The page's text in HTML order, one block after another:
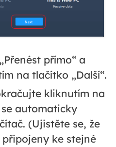
přímo“ a
na tlačítko „Další“.
kliknutím na
automaticky
(Ujistěte se, že
ke stejné